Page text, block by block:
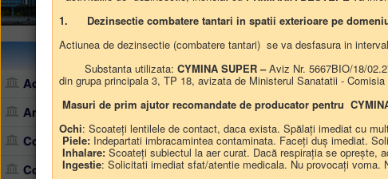
Administraţie
Anunţuri, comunicate
Consiliul local
Contact
ALTE DOCUMENTE
Harta site/Monitorul oficial local/
Dezbatere publică
• Lista HCL • Registru
• Dezbatere publică proiecte de
1.
Dezinsectie combatere tantari in spatii exterioare pe
Actiunea de dezinsectie (combatere tantari) se va desfasura in
Substanta utilizata: CYMINA SUPER –Aviz Nr. 5667BIO/18/
din grupa principala 3, TP 18, avizata de Ministerul Sanatatii -
Masuri de prim ajutor recomandate de producator pentru
Ochi: Scoateți lentilele de contact, daca exista. Spălați imediat cu
Piele:Indepartati imbracamintea contaminata. Faceți duș imediat.
Inhalare:Scoateți subiectul la aer curat. Dacă respirația se oprește,
Ingestie: Solicitati imediat sfat/atentie medicala. Nu provocați